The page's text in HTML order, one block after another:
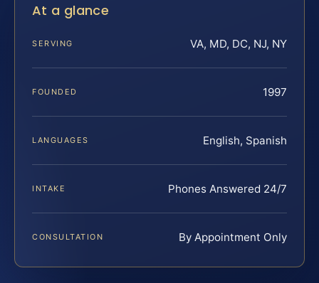
At a glance
SERVING VA, MD, DC, NJ, NY
FOUNDED 1997
LANGUAGES English, Spanish
INTAKE Phones Answered 24/7
CONSULTATION By Appointment Only